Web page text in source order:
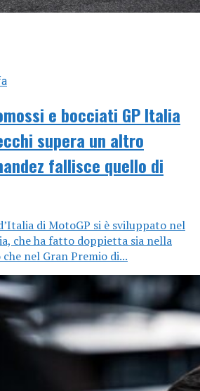
e bocciati GP Italia
supera un altro
fallisce quello di
di MotoGP si è sviluppato nel
che ha fatto doppietta sia nella
nel Gran Premio di...